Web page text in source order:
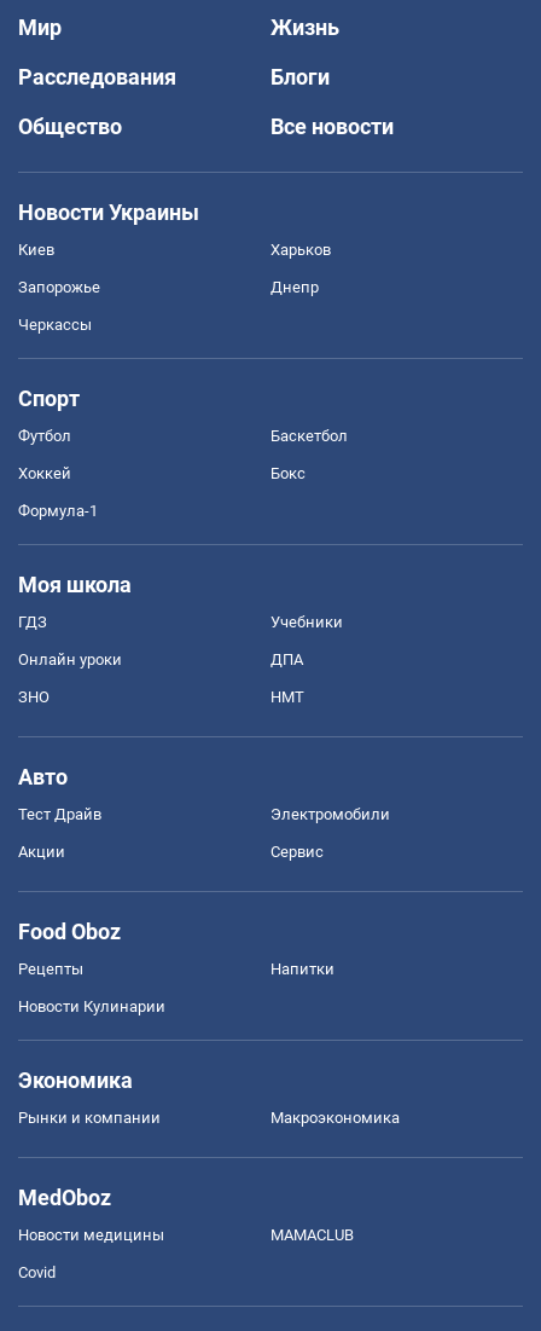
Мир
Жизнь
Расследования
Блоги
Общество
Все новости
Новости Украины
Киев Харьков
Запорожье Днепр
Черкассы
Спорт
Футбол Баскетбол
Хоккей Бокс
Формула-1
Моя школа
ГДЗ Учебники
Онлайн уроки ДПА
ЗНО НМТ
Авто
Тест Драйв Электромобили
Акции Сервис
Food Oboz
Рецепты Напитки
Новости Кулинарии
Экономика
Рынки и компании Mакроэкономика
MedOboz
Новости медицины MAMACLUB
Covid